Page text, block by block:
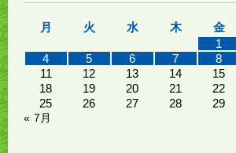
月 火 水 木 金
1
4
5 6 7 8
11
12 13 14 15
18
19 20 21 22
25
26 27 28 29
« 7月